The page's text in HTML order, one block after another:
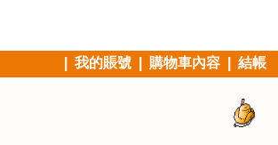
我的賬號 購物車內容 結帳